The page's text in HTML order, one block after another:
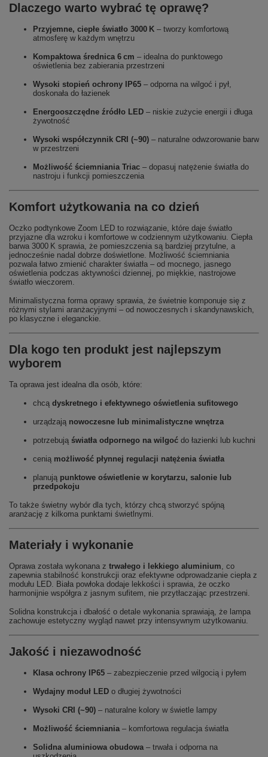
Dlaczego warto wybrać tę oprawę?
Przyjemne, ciepłe światło 3000 K – tworzy komfortową
atmosferę w każdym wnętrzu
Kompaktowa średnica 6 cm – idealna do punktowego
oświetlenia bez zabierania przestrzeni
Wysoki stopień ochrony IP65 – odporna na wilgoć i pył,
doskonała do łazienek
Energooszczędne źródło LED – niskie zużycie energii i długa
żywotność
Wysoki współczynnik CRI (~90) – naturalne odwzorowanie barw
w przestrzeni
Możliwość ściemniania Triac – dopasuj natężenie światła do
nastroju i funkcji pomieszczenia
Komfort użytkowania na co dzień
Oczko podtynkowe Zoom LED to rozwiązanie, które daje światło
przyjazne dla wzroku i komfortowe w codziennym użytkowaniu. Ciepła
barwa 3000 K sprawia, że pomieszczenia są bardziej przytulne, a
jednocześnie nadal dobrze doświetlone. Możliwość ściemniania
pozwala łatwo zmienić charakter światła – od mocnego, jasnego
oświetlenia podczas aktywności dziennej, po miękkie, nastrojowe
światło wieczorem.
Minimalistyczna forma oprawy sprawia, że świetnie komponuje się z
różnymi stylami aranżacyjnymi – od nowoczesnych i skandynawskich,
po klasyczne i eleganckie.
Dla kogo ten produkt jest najlepszym
wyborem
Ta oprawa jest idealna dla osób, które:
chcą dyskretnego i efektywnego oświetlenia sufitowego
urządzają nowoczesne lub minimalistyczne wnętrza
potrzebują światła odpornego na wilgoć do łazienki lub kuchni
cenią możliwość płynnej regulacji natężenia światła
planują punktowe oświetlenie w korytarzu, salonie lub
przedpokoju
To także świetny wybór dla tych, którzy chcą stworzyć spójną
aranżację z kilkoma punktami świetlnymi.
Materiały i wykonanie
Oprawa została wykonana z trwałego i lekkiego aluminium, co
zapewnia stabilność konstrukcji oraz efektywne odprowadzanie ciepła z
modułu LED. Biała powłoka dodaje lekkości i sprawia, że oczko
harmonijnie współgra z jasnym sufitem, nie przytłaczając przestrzeni.
Solidna konstrukcja i dbałość o detale wykonania sprawiają, że lampa
zachowuje estetyczny wygląd nawet przy intensywnym użytkowaniu.
Jakość i niezawodność
Klasa ochrony IP65 – zabezpieczenie przed wilgocią i pyłem
Wydajny moduł LED o długiej żywotności
Wysoki CRI (~90) – naturalne kolory w świetle lampy
Możliwość ściemniania– komfortowa regulacja światła
Solidna aluminiowa obudowa– trwała i odporna na